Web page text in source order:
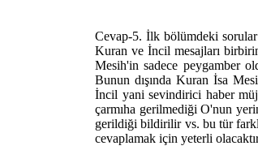
Cevap-5. İlk bölümdeki sorular
Kuran ve İncil mesajları
Mesih'in sadece peygamber
Bunun dışında Kuran İsa
İncil yani sevindirici haber
çarmıha gerilmediği O'nun
gerildiği bildirilir vs. bu tür
cevaplamak için yeterli